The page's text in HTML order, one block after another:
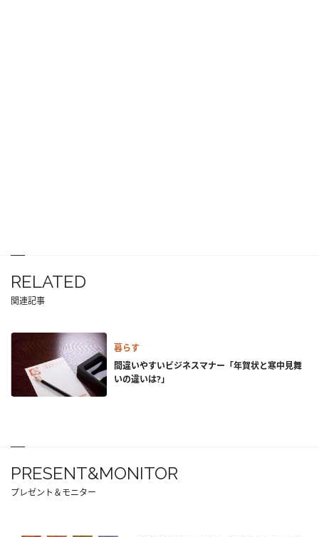
RELATED
関連記事
暮らす
間違いやすいビジネスマナー「年賀状と寒中見舞
いの違いは?」
PRESENT&MONITOR
プレゼント＆モニター